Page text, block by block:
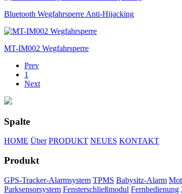
Bluetooth Wegfahrsperre Anti-Hijacking
MT-IM002 Wegfahrsperre
Prev
1
Next
Spalte
HOME Über PRODUKT NEUES KONTAKT
Produkt
GPS-Tracker-Alarmsystem TPMS Babysitz-Alarm
Parksensorsystem Fensterschließmodul Fernbedienung